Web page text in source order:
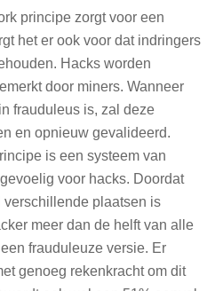
principe zorgt voor een
het er ook voor dat indringers
Hacks worden
door miners. Wanneer
frauduleus is, zal deze
en opnieuw gevalideerd.
is een systeem van
voor hacks. Doordat
plaatsen is
meer dan de helft van alle
frauduleuze versie. Er
genoeg rekenkracht om dit